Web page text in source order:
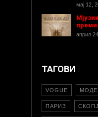
мај 12,
април
ТАГОВИ
VOGUE
ПАРИЗ